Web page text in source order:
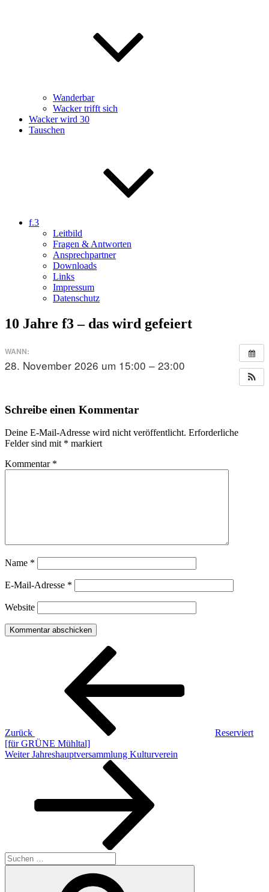
Wanderbar
Wacker trifft sich
Wacker wird 30
Tauschen
f.3
Leitbild
Fragen & Antworten
Ansprechpartner
Downloads
Links
Impressum
Datenschutz
10 Jahre f3 – das wird gefeiert
WANN:
28. November 2026 um 15:00 – 23:00
Schreibe einen Kommentar
Deine E-Mail-Adresse wird nicht veröffentlicht. Erforderliche
Felder sind mit * markiert
Kommentar *
Name *
E-Mail-Adresse *
Website
Beitragsnavigation
Zurück
Reserviert
[für GRÜNE Mühltal]
Nächster
Weiter Jahreshauptversammlung Kulturverein
Suchen
nach: